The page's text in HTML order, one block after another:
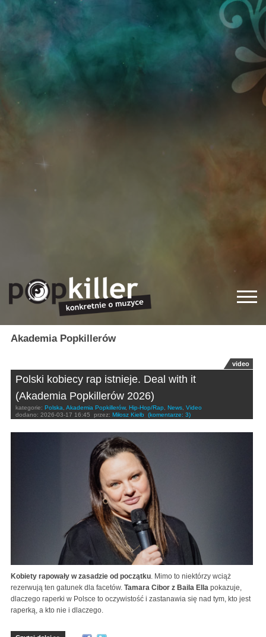
Akademia Popkillerów
video
Polski kobiecy rap istnieje. Deal with it
(Akademia Popkillerów 2026)
kategorie: Polska, Akademia Popkillerów, Hip-Hop/Rap, News, Video
dodano: 2026-03-17 16:45 przez: Miłosz Kiełb (komentarze: 3)
Kobiety rapowały w zasadzie od początku. Mimo to niektórzy wciąż
rezerwują ten gatunek dla facetów. Tamara Cibor z Baila Ella pokazuje,
dlaczego raperki w Polsce to oczywistość i zastanawia się nad tym, kto jest
raperką, a kto nie i dlaczego.